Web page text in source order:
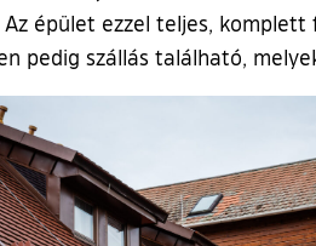
épület ezzel teljes,
pedig szállás található,